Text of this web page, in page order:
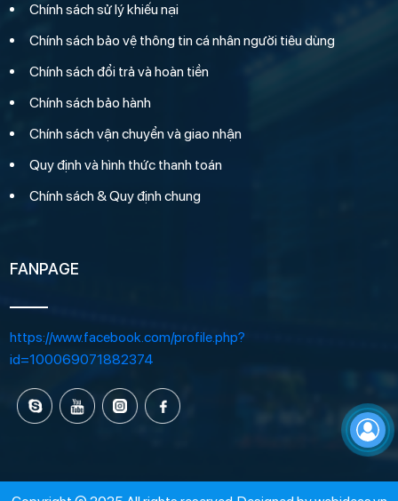
Chính sách sử lý khiếu nại
Chính sách bảo vệ thông tin cá nhân người tiêu dùng
Chính sách đổi trả và hoàn tiền
Chính sách bảo hành
Chính sách vận chuyển và giao nhận
Quy định và hình thức thanh toán
Chính sách & Quy định chung
FANPAGE
https://www.facebook.com/profile.php?
id=100069071882374